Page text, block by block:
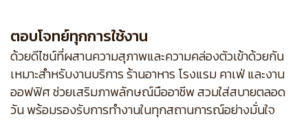
ตอบโจทย์ทุกการใช้งาน
ด้วยดีไซน์ที่ผสานความสุภาพและความคล่องตัวเข้าด้วยกัน
เหมาะสำหรับงานบริการ ร้านอาหาร โรงแรม คาเฟ่ และงาน
ออฟฟิศ ช่วยเสริมภาพลักษณ์มืออาชีพ สวมใส่สบายตลอด
วัน พร้อมรองรับการทำงานในทุกสถานการณ์อย่างมั่นใจ